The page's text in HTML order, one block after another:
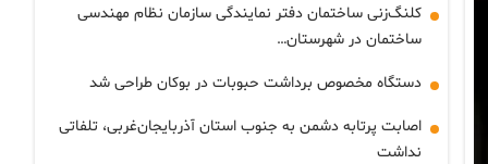
کلنگ‌زنی ساختمان دفتر نمایندگی سازمان نظام مهندسی
ساختمان در شهرستان…
دستگاه مخصوص برداشت حبوبات در بوکان طراحی شد
اصابت پرتابه دشمن به جنوب استان آذربایجان‌غربی، تلفاتی
نداشت